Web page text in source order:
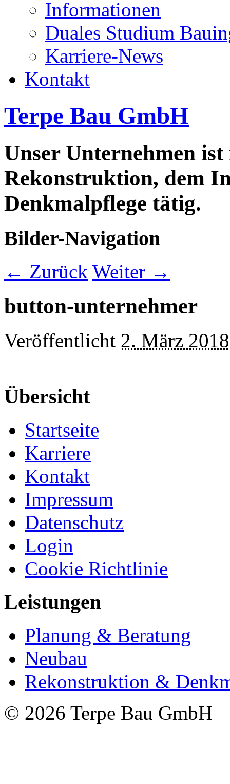
Informationen
Duales Studium
Karriere-News
Kontakt
Terpe Bau GmbH
Unser Unternehmen
Rekonstruktion, dem
Denkmalpflege tätig.
Bilder-Navigation
← Zurück Weiter →
button-unternehmer
Veröffentlicht 2. März 2018
Übersicht
Startseite
Karriere
Kontakt
Impressum
Datenschutz
Login
Cookie Richtlinie
Leistungen
Planung & Beratung
Neubau
Rekonstruktion &
© 2026 Terpe Bau GmbH